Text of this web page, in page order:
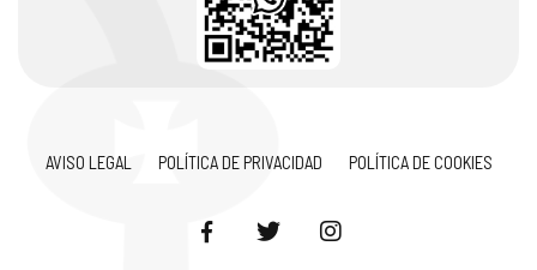
AVISO LEGAL POLÍTICA DE PRIVACIDAD POLÍTICA DE COOKIES